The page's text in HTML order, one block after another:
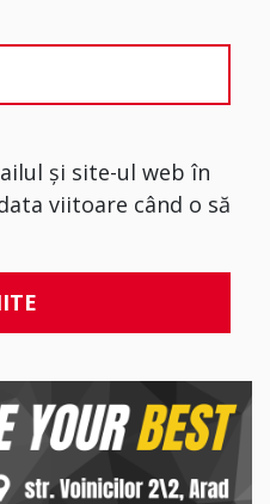
și site-ul web în
viitoare când o să